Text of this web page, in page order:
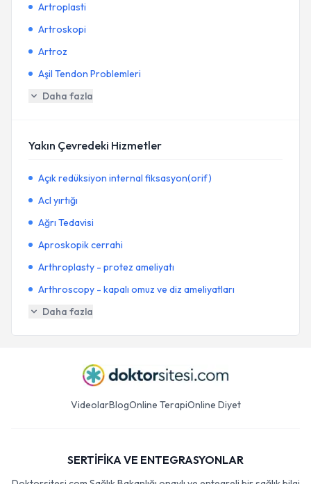
Artroplasti
Artroskopi
Artroz
Aşil Tendon Problemleri
Daha fazla
Yakın Çevredeki Hizmetler
Açık redüksiyon internal fiksasyon(orif)
Acl yırtığı
Ağrı Tedavisi
Aproskopik cerrahi
Arthroplasty - protez ameliyatı
Arthroscopy - kapalı omuz ve diz ameliyatları
Daha fazla
VideolarBlogOnline TerapiOnline Diyet
SERTİFİKA VE ENTEGRASYONLAR